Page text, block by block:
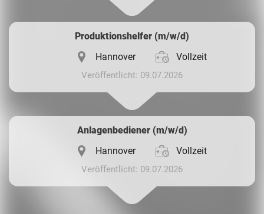
Produktionshelfer (m/w/d)
Hannover
Vollzeit
Veröffentlicht: 09.07.2026
Anlagenbediener (m/w/d)
Hannover
Vollzeit
Veröffentlicht: 09.07.2026